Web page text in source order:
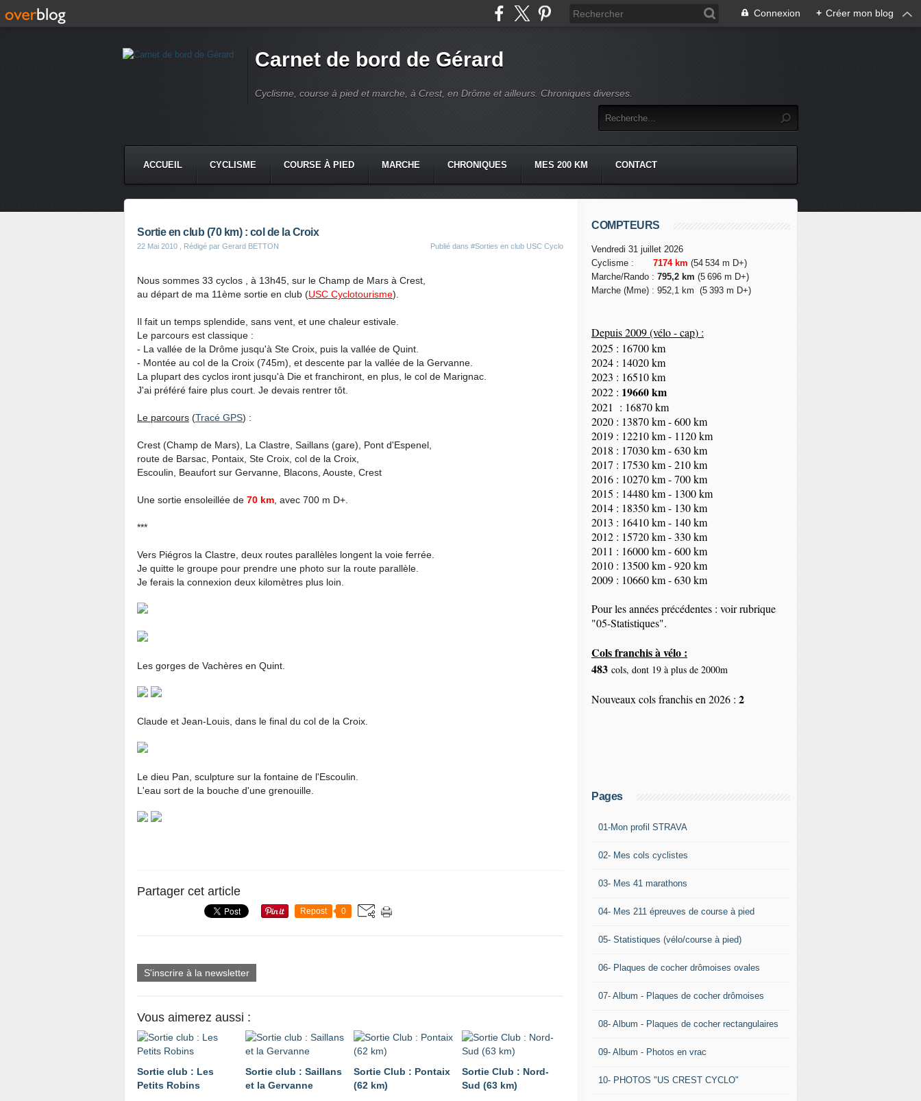
Connexion + Créer mon blog
Carnet de bord de Gérard
Cyclisme, course à pied et marche, à Crest, en Drôme et ailleurs. Chroniques diverses.
ACCUEIL CYCLISME COURSE À PIED MARCHE CHRONIQUES MES 200 KM CONTACT
Sortie en club (70 km) : col de la Croix
22 Mai 2010 , Rédigé par Gerard BETTON Publié dans #Sorties en club USC Cyclo
Nous sommes 33 cyclos , à 13h45, sur le Champ de Mars à Crest,
au départ de ma 11ème sortie en club (USC Cyclotourisme).
Il fait un temps splendide, sans vent, et une chaleur estivale.
Le parcours est classique :
- La vallée de la Drôme jusqu'à Ste Croix, puis la vallée de Quint.
- Montée au col de la Croix (745m), et descente par la vallée de la Gervanne.
La plupart des cyclos iront jusqu'à Die et franchiront, en plus, le col de Marignac.
J'ai préféré faire plus court. Je devais rentrer tôt.
Le parcours (Tracé GPS) :
Crest (Champ de Mars), La Clastre, Saillans (gare), Pont d'Espenel,
route de Barsac, Pontaix, Ste Croix, col de la Croix,
Escoulin, Beaufort sur Gervanne, Blacons, Aouste, Crest
Une sortie ensoleillée de 70 km , avec 700 m D+.
***
Vers Piégros la Clastre, deux routes parallèles longent la voie ferrée.
Je quitte le groupe pour prendre une photo sur la route parallèle.
Je ferais la connexion deux kilomètres plus loin.
Les gorges de Vachères en Quint.
Claude et Jean-Louis, dans le final du col de la Croix.
Le dieu Pan, sculpture sur la fontaine de l'Escoulin.
L'eau sort de la bouche d'une grenouille.
Partager cet article
Repost 0
S'inscrire à la newsletter
Vous aimerez aussi :
Sortie club : Les
Petits Robins
Sortie club : Saillans
et la Gervanne
Sortie Club : Pontaix
(62 km)
Sortie Club : Nord-
Sud (63 km)
COMPTEURS
Vendredi 31 juillet 2026
Cyclisme : 7174 km (54 534 m D+)
Marche/Rando : 795,2 km (5 696 m D+)
Marche (Mme) : 952,1 km (5 393 m D+)
Depuis 2009 (vélo - cap) :
2025 : 16700 km
2024 : 14020 km
2023 : 16510 km
2022 : 19660 km
2021 : 16870 km
2020 : 13870 km - 600 km
2019 : 12210 km - 1120 km
2018 : 17030 km - 630 km
2017 : 17530 km - 210 km
2016 : 10270 km - 700 km
2015 : 14480 km - 1300 km
2014 : 18350km- 130 km
2013 : 16410 km - 140 km
2012 : 15720 km - 330 km
2011 : 16000 km - 600 km
2010 : 13500 km - 920 km
2009 : 10660 km - 630 km
Pour les années précédentes : voir rubrique
"05-Statistiques".
Cols franchis à vélo :
483 cols, dont 19 à plus de 2000m
Nouveaux cols franchis en 2026 : 2
Pages
01-Mon profil STRAVA
02- Mes cols cyclistes
03- Mes 41 marathons
04- Mes 211 épreuves de course à pied
05- Statistiques (vélo/course à pied)
06- Plaques de cocher drômoises ovales
07- Album - Plaques de cocher drômoises
08- Album - Plaques de cocher rectangulaires
09- Album - Photos en vrac
10- PHOTOS "US CREST CYCLO"